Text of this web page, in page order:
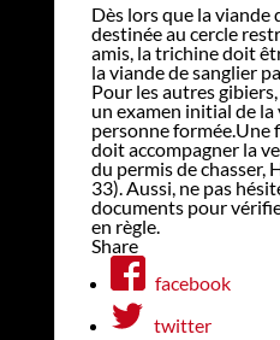
Dès lors que la viande
destinée au cercle
amis, la trichine doit
la viande de sanglier
Pour les autres
un examen initial de
personne formée.Une
doit accompagner la
du permis de chasser,
33). Aussi, ne pas
documents pour
en règle.
Share
facebook
twitter